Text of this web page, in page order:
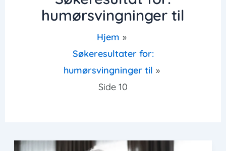
humørsvingninger til
Hjem
Søkeresultater for:
humørsvingninger til
Side 10